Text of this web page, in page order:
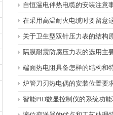
自恒温电伴热电缆的安装注意
在采用高温耐火电缆时要留意
关于卫生型双针压力表的结构
隔膜耐震防腐压力表的选用主
端面热电阻具备怎样的结构和
炉管刀刃热电偶的安装位置要
智能PID数显控制仪的系统功